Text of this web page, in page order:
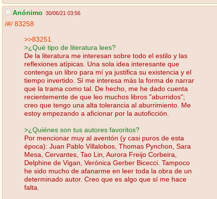
Anónimo 30/06/21 03:56
/#/ 83258
>>83251
>¿Qué tipo de literatura lees?
De la literatura me interesan sobre todo el estilo y las
reflexiones atípicas. Una sola idea interesante que
contenga un libro para mí ya justifica su existencia y el
tiempo invertido. Sí me interesa más la forma de narrar
que la trama como tal. De hecho, me he dado cuenta
recientemente de que leo muchos libros "aburridos";
creo que tengo una alta tolerancia al aburrimiento. Me
estoy empezando a aficionar por la autoficción.
>¿Quiénes son tus autores favoritos?
Por mencionar muy al aventón (y casi puros de esta
época): Juan Pablo Villalobos, Thomas Pynchon, Sara
Mesa, Cervantes, Tao Lin, Aurora Freijo Corbeira,
Delphine de Vigan, Verónica Gerber Bicecci. Tampoco
he sido mucho de afanarme en leer toda la obra de un
determinado autor. Creo que es algo que sí me hace
falta.